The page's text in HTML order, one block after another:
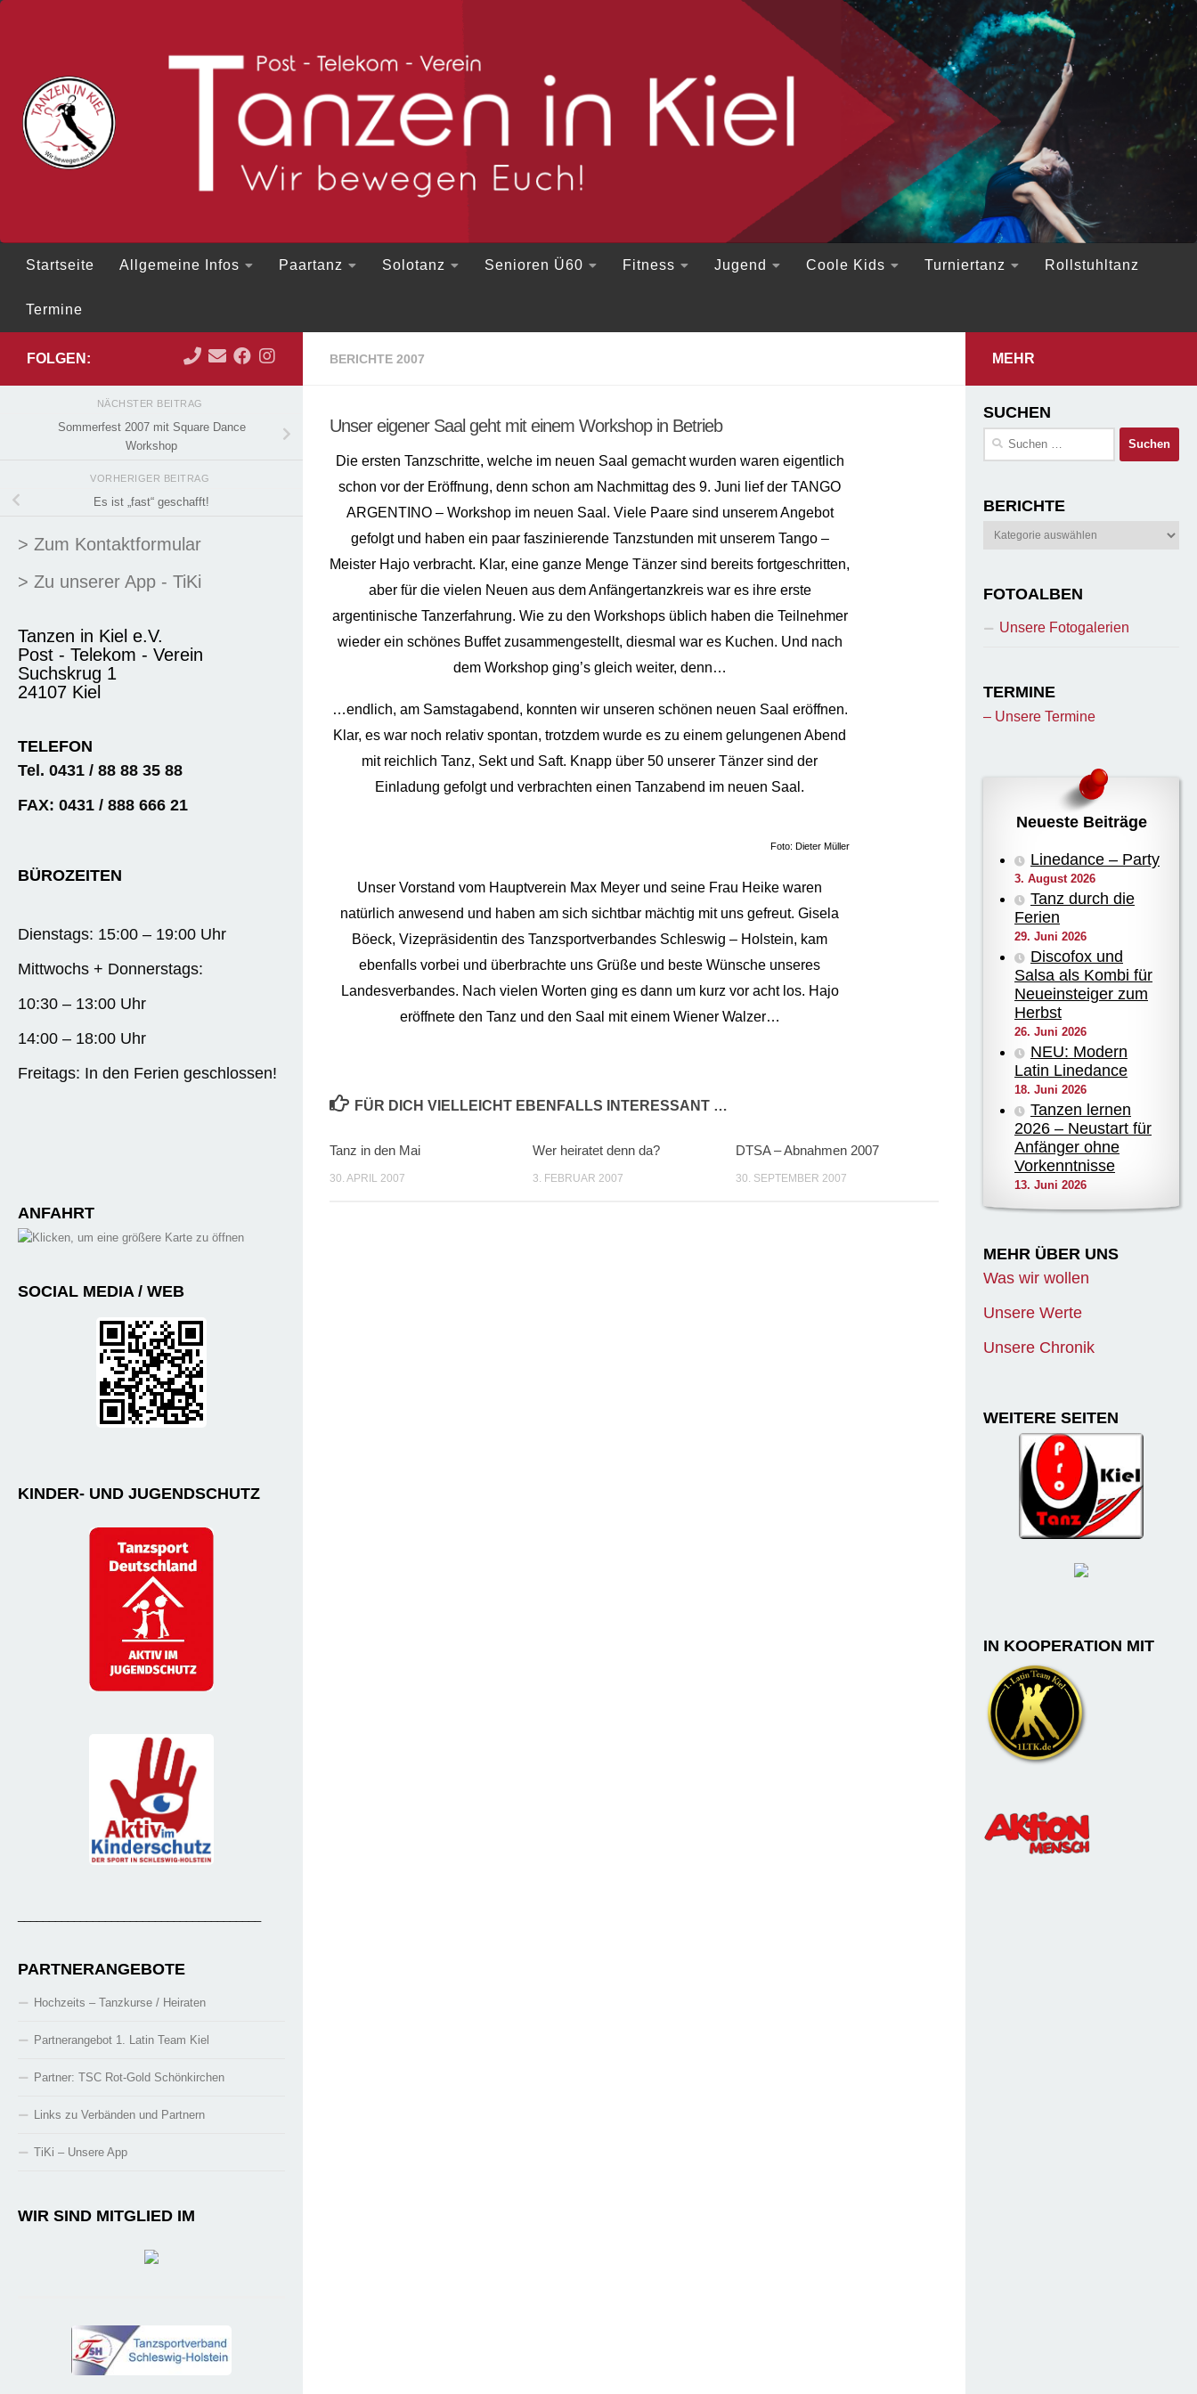
Startseite Allgemeine Infos Paartanz Solotanz Senioren Ü60 Fitness Jugend Coole Kids Turniertanz Rollstuhltanz
Termine
BERICHTE 2007
Unser eigener Saal geht mit einem Workshop in Betrieb
Die ersten Tanzschritte, welche im neuen Saal gemacht wurden waren eigentlich
schon vor der Eröffnung, denn schon am Nachmittag des 9. Juni lief der TANGO
ARGENTINO – Workshop im neuen Saal. Viele Paare sind unserem Angebot
gefolgt und haben ein paar faszinierende Tanzstunden mit unserem Tango –
Meister Hajo verbracht. Klar, eine ganze Menge Tänzer sind bereits fortgeschritten,
aber für die vielen Neuen aus dem Anfängertanzkreis war es ihre erste
argentinische Tanzerfahrung. Wie zu den Workshops üblich haben die Teilnehmer
wieder ein schönes Buffet zusammengestellt, diesmal war es Kuchen. Und nach
dem Workshop ging’s gleich weiter, denn…
…endlich, am Samstagabend, konnten wir unseren schönen neuen Saal eröffnen.
Klar, es war noch relativ spontan, trotzdem wurde es zu einem gelungenen Abend
mit reichlich Tanz, Sekt und Saft. Knapp über 50 unserer Tänzer sind der
Einladung gefolgt und verbrachten einen Tanzabend im neuen Saal.
Foto: Dieter Müller
Unser Vorstand vom Hauptverein Max Meyer und seine Frau Heike waren
natürlich anwesend und haben am sich sichtbar mächtig mit uns gefreut. Gisela
Böeck, Vizepräsidentin des Tanzsportverbandes Schleswig – Holstein, kam
ebenfalls vorbei und überbrachte uns Grüße und beste Wünsche unseres
Landesverbandes. Nach vielen Worten ging es dann um kurz vor acht los. Hajo
eröffnete den Tanz und den Saal mit einem Wiener Walzer…
FÜR DICH VIELLEICHT EBENFALLS INTERESSANT …
Tanz in den Mai
30. APRIL 2007
Wer heiratet denn da?
3. FEBRUAR 2007
DTSA – Abnahmen 2007
30. SEPTEMBER 2007
FOLGEN:
NÄCHSTER BEITRAG
Sommerfest 2007 mit Square Dance
Workshop
VORHERIGER BEITRAG
Es ist „fast“ geschafft!
> Zum Kontaktformular
> Zu unserer App - TiKi
Tanzen in Kiel e.V.
Post - Telekom - Verein
Suchskrug 1
24107 Kiel
TELEFON
Tel. 0431 / 88 88 35 88
FAX: 0431 / 888 666 21
BÜROZEITEN
Dienstags: 15:00 – 19:00 Uhr
Mittwochs + Donnerstags:
10:30 – 13:00 Uhr
14:00 – 18:00 Uhr
Freitags: In den Ferien geschlossen!
ANFAHRT
SOCIAL MEDIA / WEB
KINDER- UND JUGENDSCHUTZ
PARTNERANGEBOTE
Hochzeits – Tanzkurse / Heiraten
Partnerangebot 1. Latin Team Kiel
Partner: TSC Rot-Gold Schönkirchen
Links zu Verbänden und Partnern
TiKi – Unsere App
WIR SIND MITGLIED IM
MEHR
SUCHEN
Suchen
BERICHTE
Berichte
FOTOALBEN
Unsere Fotogalerien
TERMINE
– Unsere Termine
Neueste Beiträge
Linedance – Party
3. August 2026
Tanz durch die
Ferien
29. Juni 2026
Discofox und
Salsa als Kombi für
Neueinsteiger zum
Herbst
26. Juni 2026
NEU: Modern
Latin Linedance
18. Juni 2026
Tanzen lernen
2026 – Neustart für
Anfänger ohne
Vorkenntnisse
13. Juni 2026
MEHR ÜBER UNS
Was wir wollen
Unsere Werte
Unsere Chronik
WEITERE SEITEN
IN KOOPERATION MIT